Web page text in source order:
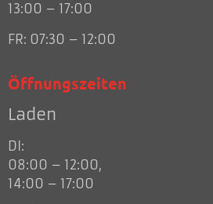
13:00 – 17:00
FR: 07:30 – 12:00
Öffnungszeiten
Laden
DI:
08:00 – 12:00,
14:00 – 17:00